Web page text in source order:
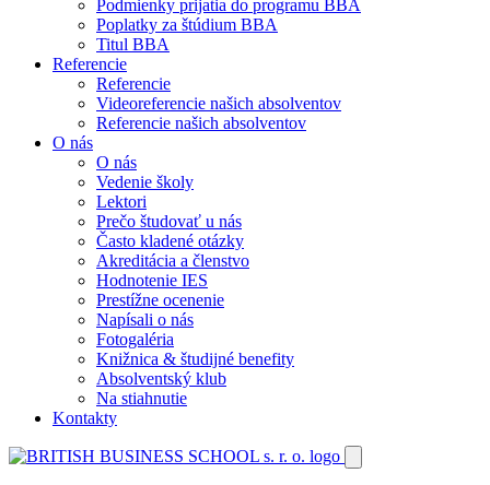
Podmienky prijatia do programu BBA
Poplatky za štúdium BBA
Titul BBA
Referencie
Referencie
Videoreferencie našich absolventov
Referencie našich absolventov
O nás
O nás
Vedenie školy
Lektori
Prečo študovať u nás
Často kladené otázky
Akreditácia a členstvo
Hodnotenie IES
Prestížne ocenenie
Napísali o nás
Fotogaléria
Knižnica & študijné benefity
Absolventský klub
Na stiahnutie
Kontakty